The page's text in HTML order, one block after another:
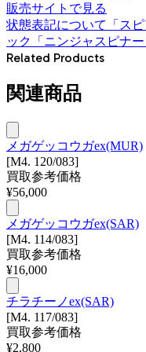
販売サイトで見る
状態表記について
「 ス
ック「ニンジャスピナー
Related Products
関連商品
メガゲッコウガex(MUR)
[M4. 120/083]
買取参考価格
¥56,000
メガゲッコウガex(SAR)
[M4. 114/083]
買取参考価格
¥16,000
チラチーノex(SAR)
[M4. 117/083]
買取参考価格
¥2,800